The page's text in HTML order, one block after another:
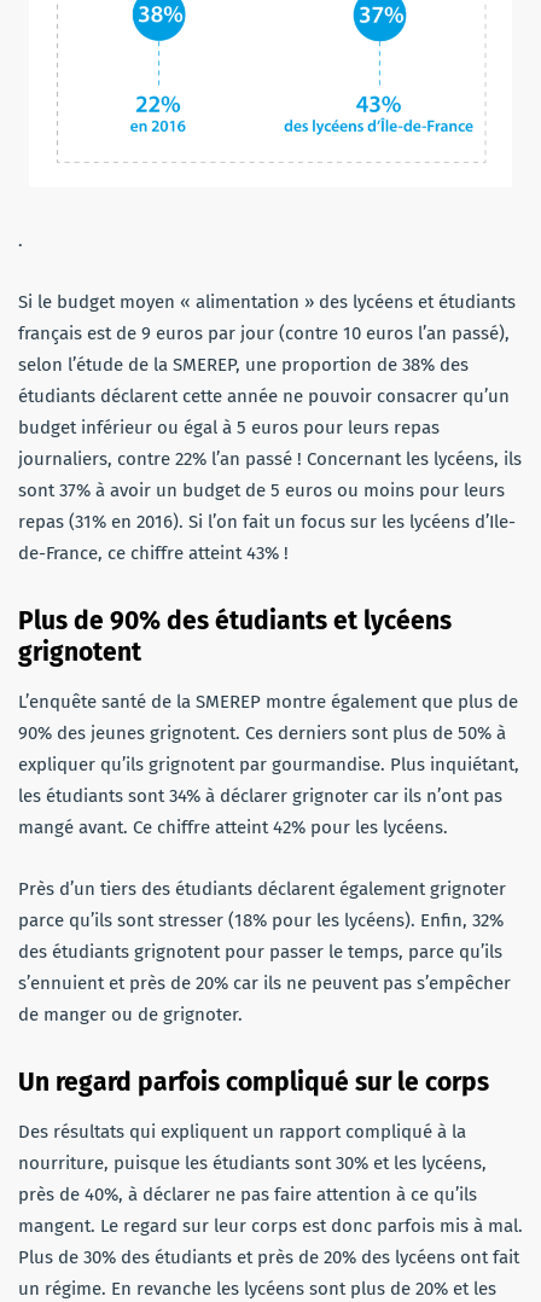
.
Si le budget moyen « alimentation » des lycéens et étudiants
français est de 9 euros par jour (contre 10 euros l’an passé),
selon l’étude de la SMEREP, une proportion de 38% des
étudiants déclarent cette année ne pouvoir consacrer qu’un
budget inférieur ou égal à 5 euros pour leurs repas
journaliers, contre 22% l’an passé ! Concernant les lycéens, ils
sont 37% à avoir un budget de 5 euros ou moins pour leurs
repas (31% en 2016). Si l’on fait un focus sur les lycéens d’Ile-
de-France, ce chiffre atteint 43% !
Plus de 90% des étudiants et lycéens
grignotent
L’enquête santé de la SMEREP montre également que plus de
90% des jeunes grignotent. Ces derniers sont plus de 50% à
expliquer qu’ils grignotent par gourmandise. Plus inquiétant,
les étudiants sont 34% à déclarer grignoter car ils n’ont pas
mangé avant. Ce chiffre atteint 42% pour les lycéens.
Près d’un tiers des étudiants déclarent également grignoter
parce qu’ils sont stresser (18% pour les lycéens). Enfin, 32%
des étudiants grignotent pour passer le temps, parce qu’ils
s’ennuient et près de 20% car ils ne peuvent pas s’empêcher
de manger ou de grignoter.
Un regard parfois compliqué sur le corps
Des résultats qui expliquent un rapport compliqué à la
nourriture, puisque les étudiants sont 30% et les lycéens,
près de 40%, à déclarer ne pas faire attention à ce qu’ils
mangent. Le regard sur leur corps est donc parfois mis à mal.
Plus de 30% des étudiants et près de 20% des lycéens ont fait
un régime. En revanche les lycéens sont plus de 20% et les